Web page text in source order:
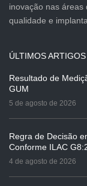
inovação nas
qualidade e
ÚLTIMOS ARTIGOS
Resultado de
GUM
5 de agosto de 2026
Regra de Decisão
Conforme ILAC
4 de agosto de 2026